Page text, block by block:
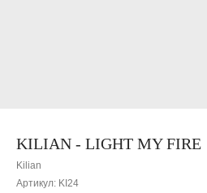
KILIAN - LIGHT MY FIRE
Kilian
Артикул: KI24